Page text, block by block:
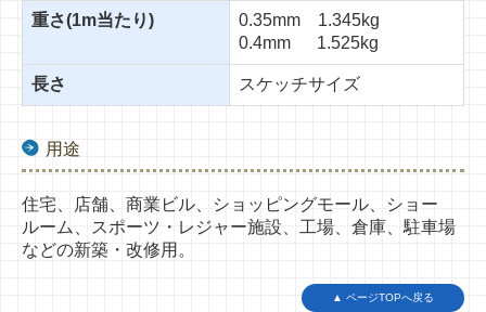
重さ(1m当たり)
0.35mm 1.345kg
0.4mm 1.525kg
長さ スケッチサイズ
用途
住宅、店舗、商業ビル、
ショッピングモール、ショー
ルーム、
スポーツ・レジャー施設、工場、 倉庫、駐車場
などの新築・改修用。
▲ ページTOPへ戻る